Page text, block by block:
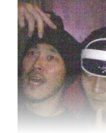
無論それに合わせて全
その方が織田裕二主演
「現代的」に成功した
（単に最近の山田洋次
もしくはそれこそ『雨
ってことかも知れませ
いずれにせよ、
黒澤映画だからって、
すべてが完璧にして不